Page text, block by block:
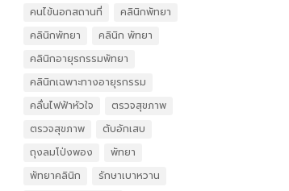
คนไข้นอกสถานที่
คลินิกพัทยา
คลินิกพัทยา
คลินิก พัทยา
คลินิกอายุรกรรมพัทยา
คลินิกเฉพาะทางอายุรกรรม
คลื่นไฟฟ้าหัวใจ
ตรวจสุขภาพ
ตรวจสุขภาพ
ตับอักเสบ
ถุงลมโป่งพอง
พัทยา
พัทยาคลินิก
รักษาเบาหวาน